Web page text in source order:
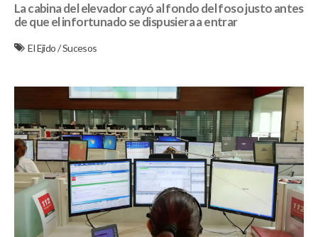
La cabina del elevador cayó al fondo del foso justo antes
de que el infortunado se dispusiera a entrar
El Ejido/Sucesos